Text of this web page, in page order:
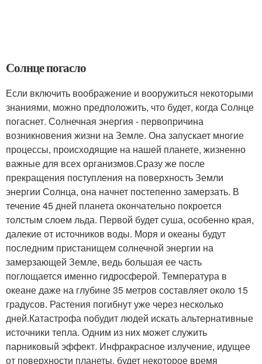
Солнце погасло
Если включить воображение и вооружиться некоторыми
знаниями, можно предположить, что будет, когда Солнце
погаснет. Солнечная энергия - первопричина
возникновения жизни на Земле. Она запускает многие
процессы, происходящие на нашей планете, жизненно
важные для всех организмов.Сразу же после
прекращения поступления на поверхность Земли
энергии Солнца, она начнет постепенно замерзать. В
течение 45 дней планета окончательно покроется
толстым слоем льда. Первой будет суша, особенно края,
далекие от источников воды. Моря и океаны будут
последним пристанищем солнечной энергии на
замерзающей Земле, ведь большая ее часть
поглощается именно гидросферой. Температура в
океане даже на глубине 35 метров составляет около 15
градусов. Растения погибнут уже через несколько
дней.Катастрофа побудит людей искать альтернативные
источники тепла. Одним из них может служить
парниковый эффект. Инфракрасное излучение, идущее
от поверхности планеты, будет некоторое время